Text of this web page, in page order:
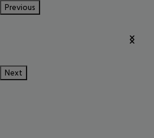
Previous
Next